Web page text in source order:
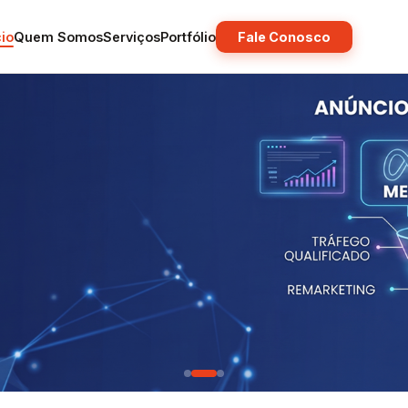
Quem SomosServiçosPortfólio Fale Conosco